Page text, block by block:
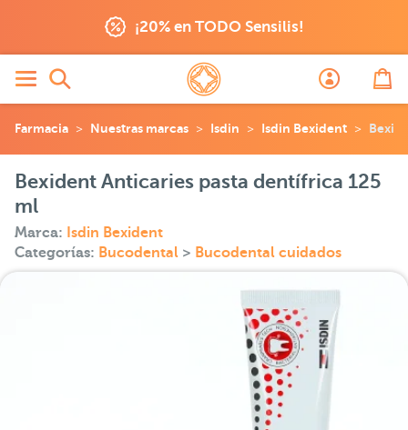
¡20% en TODO Sensilis!
Farmacia Nuestras marcas Isdin Isdin Bexident
Bexident Anticaries pasta dentífrica 125
ml
Marca: Isdin Bexident
Categorías: Bucodental > Bucodental cuidados